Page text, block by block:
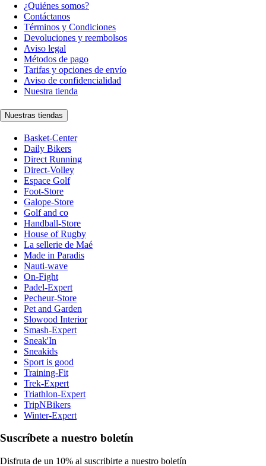
¿Quiénes somos?
Contáctanos
Términos y Condiciones
Devoluciones y reembolsos
Aviso legal
Métodos de pago
Tarifas y opciones de envío
Aviso de confidencialidad
Nuestra tienda
Nuestras tiendas
Basket-Center
Daily Bikers
Direct Running
Direct-Volley
Espace Golf
Foot-Store
Galope-Store
Golf and co
Handball-Store
House of Rugby
La sellerie de Maé
Made in Paradis
Nauti-wave
On-Fight
Padel-Expert
Pecheur-Store
Pet and Garden
Slowood Interior
Smash-Expert
Sneak'In
Sneakids
Sport is good
Training-Fit
Trek-Expert
Triathlon-Expert
TripNBikers
Winter-Expert
Suscríbete a nuestro boletín
Disfruta de un 10% al suscribirte a nuestro boletín